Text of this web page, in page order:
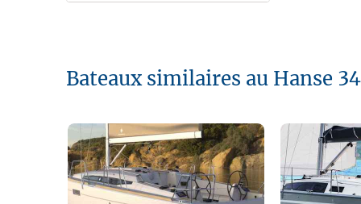
Bateaux similaires au Hanse